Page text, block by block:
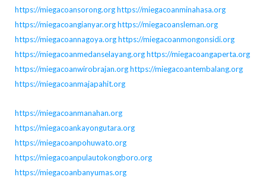
https://miegacoansorong.orghttps://miegacoanminahasa.org
https://miegacoangianyar.orghttps://miegacoansleman.org
https://miegacoannagoya.orghttps://miegacoanmongonsidi.org
https://miegacoanmedanselayang.orghttps://miegacoangaperta.org
https://miegacoanwirobrajan.orghttps://miegacoantembalang.org
https://miegacoanmajapahit.org
https://miegacoanmanahan.org
https://miegacoankayongutara.org
https://miegacoanpohuwato.org
https://miegacoanpulautokongboro.org
https://miegacoanbanyumas.org